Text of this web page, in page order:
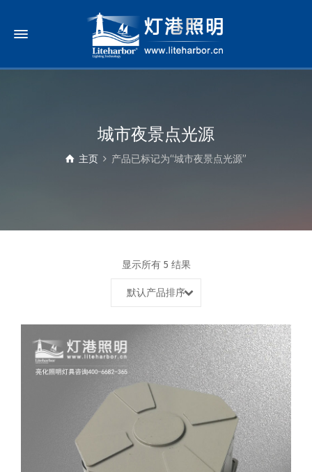
城市夜景点光源
主页 产品已标记为“城市夜景点光源”
显示所有 5 结果
默认产品排序